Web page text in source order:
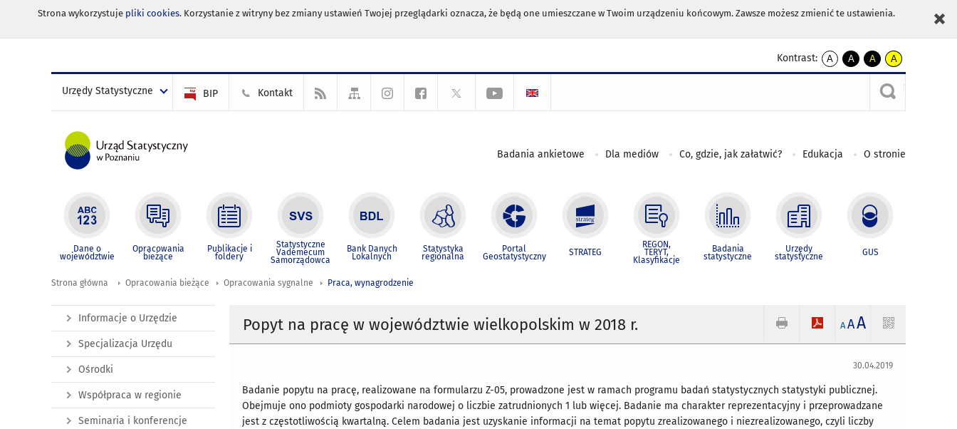
Strona wykorzystuje pliki cookies. Korzystanie z witryny bez zmiany ustawień Twojej przeglądarki oznacza, że będą one umieszczane w Twoim urządzeniu końcowym. Zawsze możesz zmienić te ustawienia.
Kontrast:
A
kontrast
A
kontrast
czarnym
A
kontrast
żółty
tekst
czarnym
A
kontrast
czarny
tekst
żółtym
Urzędy Statystyczne BIP Kontakt
Badania ankietowe Dla mediów Co, gdzie, jak załatwić? Edukacja O stronie
Dane o
województwie
Opracowania
bieżące
Publikacje i
foldery
Statystyczne
Vademecum
Samorządowca
Bank Danych
Lokalnych
Statystyka
regionalna
Portal
Geostatystyczny STRATEG
REGON,
TERYT,
Klasyfikacje
Badania
statystyczne
Urzędy
statystyczne GUS
Strona główna Opracowania bieżące Opracowania sygnalne Praca, wynagrodzenie
Popyt na pracę w województwie wielkopolskim w 2018 r. A AA
30.04.2019
Badanie popytu na pracę, realizowane na formularzu Z-05, prowadzone jest w ramach programu badań statystycznych statystyki publicznej.
Obejmuje ono podmioty gospodarki narodowej o liczbie zatrudnionych 1 lub więcej. Badanie ma charakter reprezentacyjny i przeprowadzane
jest z częstotliwością kwartalną. Celem badania jest uzyskanie informacji na temat popytu zrealizowanego i niezrealizowanego, czyli liczby
Informacje o Urzędzie
Specjalizacja Urzędu
Ośrodki
Współpraca w regionie
Seminaria i konferencje